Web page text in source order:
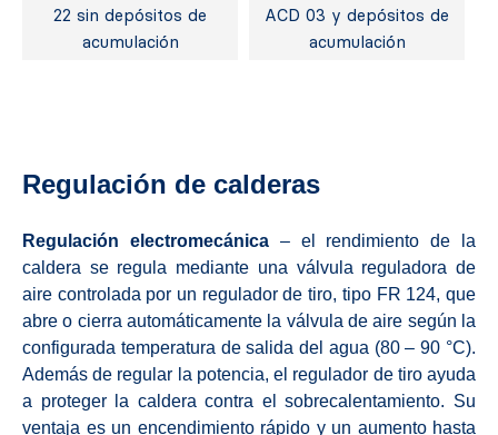
22 sin depósitos de
acumulación
ACD 03 y depósitos de
acumulación
Regulación de calderas
Regulación electromecánica– el rendimiento de la
caldera se regula mediante una válvula reguladora de
aire controlada por un regulador de tiro, tipo FR 124, que
abre o cierra automáticamente la válvula de aire según la
configurada temperatura de salida del agua (80 – 90 °C).
Además de regular la potencia, el regulador de tiro ayuda
a proteger la caldera contra el sobrecalentamiento. Su
ventaja es un encendimiento rápido y un aumento hasta